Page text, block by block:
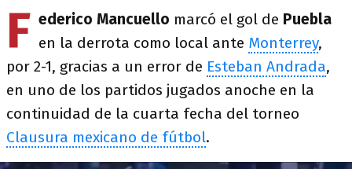
F ederico Mancuello marcó el gol de Puebla
en la derrota como local ante Monterrey,
por 2-1, gracias a un error de Esteban Andrada,
en uno de los partidos jugados anoche en la
continuidad de la cuarta fecha del torneo
Clausura mexicano de fútbol.